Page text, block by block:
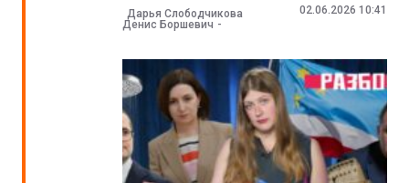
Дарья Слободчикова
Денис Боршевич
02.06.2026 10:41